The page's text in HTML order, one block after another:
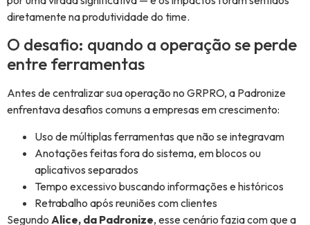
diretamente na produtividade do time.
O desafio: quando a operação se perde
entre ferramentas
Antes de centralizar sua operação no GRPRO, a Padronize
enfrentava desafios comuns a empresas em crescimento:
Uso de múltiplas ferramentas que não se integravam
Anotações feitas fora do sistema, em blocos ou
aplicativos separados
Tempo excessivo buscando informações e históricos
Retrabalho após reuniões com clientes
Segundo Alice, da Padronize, esse cenário fazia com que a